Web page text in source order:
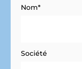
Nom*
Société